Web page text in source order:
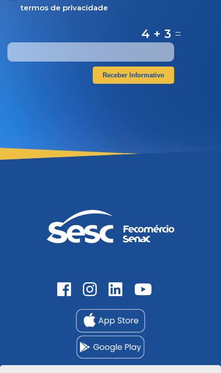
termos de privacidade
4 + 3 =
Receber Informativo